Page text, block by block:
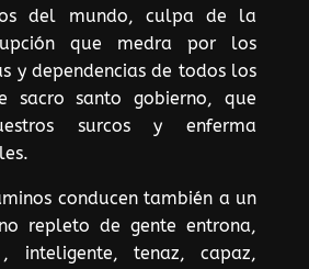
del mundo, culpa de la
que medra por los
y dependencias de todos los
sacro santo gobierno, que
surcos y enferma
conducen también a un
repleto de gente entrona,
, inteligente, tenaz, capaz,